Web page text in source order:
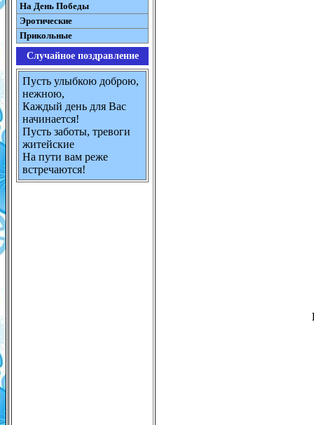
На День Победы
Эротические
Прикольные
Случайное поздравление
Пусть улыбкою доброю,
нежною,
Каждый день для Вас
начинается!
Пусть заботы, тревоги
житейские
На пути вам реже
встречаются!